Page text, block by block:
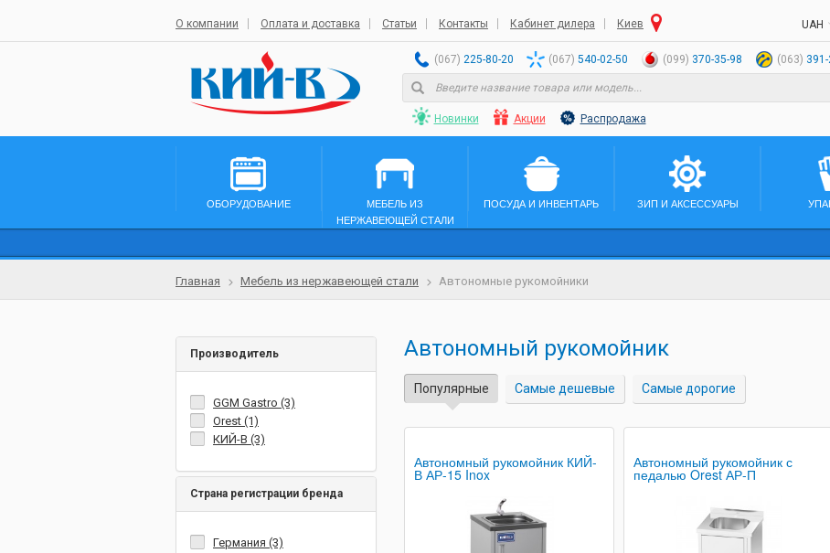
О компании Оплата и доставка Статьи Контакты Кабинет дилера Киев UAH
(067) 225-80-20 (067) 540-02-50 (099) 370-35-98 (063)
Новинки Акции Распродажа
ОБОРУДОВАНИЕ
МЕБЕЛЬ ИЗ
НЕРЖАВЕЮЩЕЙ СТАЛИ
ПОСУДА И ИНВЕНТАРЬ ЗИП И АКСЕССУАРЫ
Главная Мебель из нержавеющей стали Автономные рукомойники
Автономный рукомойник
Популярные Самые дешевые Самые дорогие
Автономный рукомойник КИЙ-
В АР-15 Inox
Автономный рукомойник с
педалью Orest АР-П
Производитель
GGM Gastro (3)
Orest (1)
КИЙ-В (3)
Страна регистрации бренда
Германия (3)